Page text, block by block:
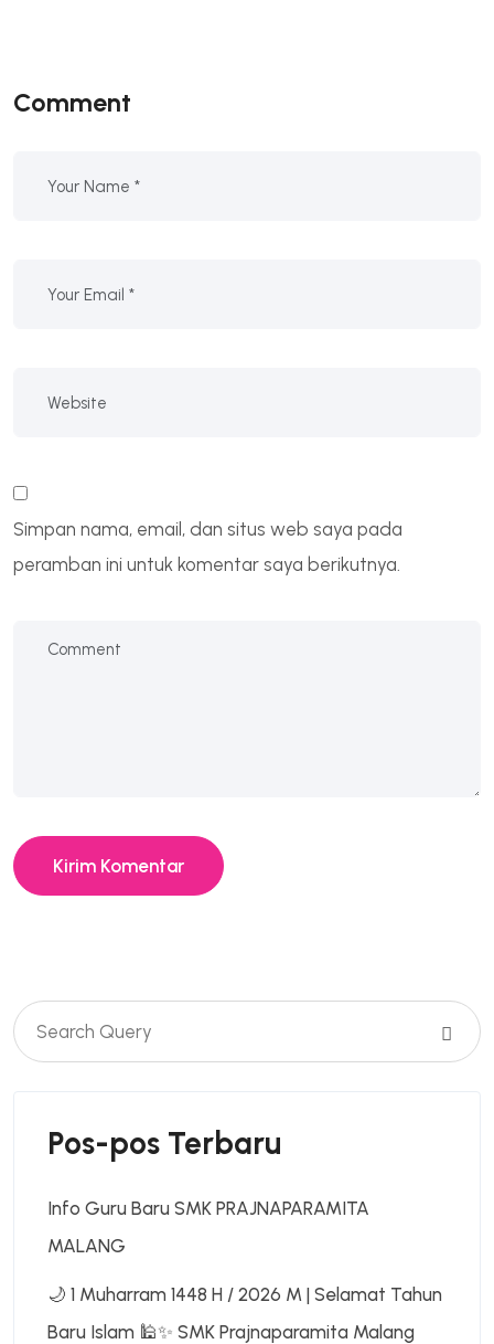
Comment
Simpan nama, email, dan situs web saya pada
peramban ini untuk komentar saya berikutnya.
Pos-pos Terbaru
Info Guru Baru SMK PRAJNAPARAMITA
MALANG
🌙 1 Muharram 1448 H / 2026 M | Selamat Tahun
Baru Islam 🕌✨ SMK Prajnaparamita Malang